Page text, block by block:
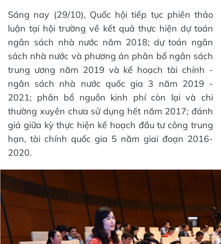
Sáng nay (29/10), Quốc hội tiếp tục phiên thảo
luận tại hội trường về kết quả thực hiện dự toán
ngân sách nhà nước năm 2018; dự toán ngân
sách nhà nước và phương án phân bổ ngân sách
trung ương năm 2019 và kế hoạch tài chính -
ngân sách nhà nước quốc gia 3 năm 2019 -
2021; phân bổ nguồn kinh phí còn lại và chi
thường xuyên chưa sử dụng hết năm 2017; đánh
giá giữa kỳ thực hiện kế hoạch đầu tư công trung
hạn, tài chính quốc gia 5 năm giai đoạn 2016-
2020.